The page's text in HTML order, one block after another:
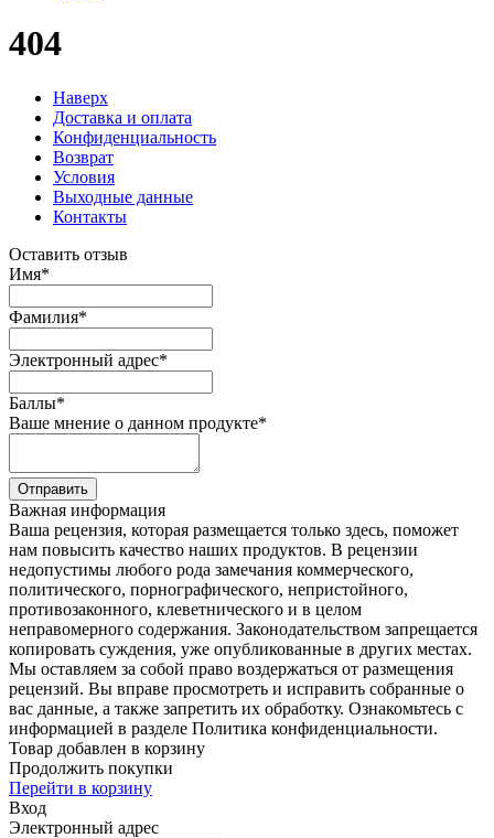
404
Наверх
Доставка и оплата
Конфиденциальность
Возврат
Условия
Выходные данные
Контакты
Оставить отзыв
Имя*
Фамилия*
Электронный адрес*
Баллы*
Ваше мнение о данном продукте*
Отправить
Важная информация
Ваша рецензия, которая размещается только здесь, поможет
нам повысить качество наших продуктов. В рецензии
недопустимы любого рода замечания коммерческого,
политического, порнографического, непристойного,
противозаконного, клеветнического и в целом
неправомерного содержания. Законодательством запрещается
копировать суждения, уже опубликованные в других местах.
Мы оставляем за собой право воздержаться от размещения
рецензий. Вы вправе просмотреть и исправить собранные о
вас данные, а также запретить их обработку. Ознакомьтесь с
информацией в разделе Политика конфиденциальности.
Товар добавлен в корзину
Продолжить покупки
Перейти в корзину
Вход
Электронный адрес